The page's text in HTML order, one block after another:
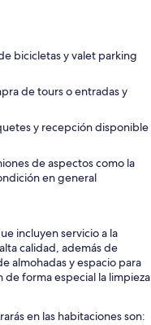
bicicletas y valet parking
de tours o entradas y
y recepción disponible
de aspectos como la
en general
incluyen servicio a la
calidad, además de
almohadas y espacio para
forma especial la limpieza
en las habitaciones son: